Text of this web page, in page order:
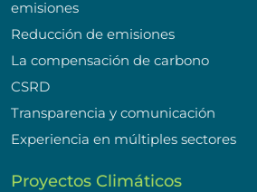
emisiones
Reducción de emisiones
La compensación de carbono
CSRD
Transparencia y comunicación
Experiencia en múltiples sectores
Proyectos Climáticos